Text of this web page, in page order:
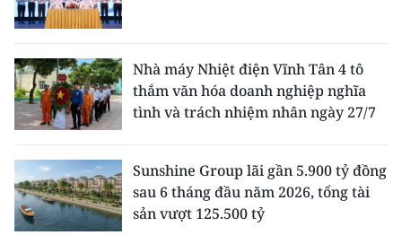
Nhà máy Nhiệt điện Vĩnh Tân 4 tô
thắm văn hóa doanh nghiệp nghĩa
tình và trách nhiệm nhân ngày 27/7
Sunshine Group lãi gần 5.900 tỷ đồng
sau 6 tháng đầu năm 2026, tổng tài
sản vượt 125.500 tỷ